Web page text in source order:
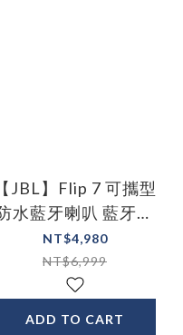
【JBL】Flip 7 可攜型
水藍牙喇叭 藍牙音
響
NT$4,980
NT$6,999
ADD TO CART